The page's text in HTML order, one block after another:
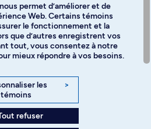
Instagram
YouTube
permet d’améliorer et de
Web. Certains témoins
le fonctionnement et la
que d’autres enregistrent vos
tout, vous consentez à notre
mieux répondre à vos besoins.
les
témoins
>
refuser